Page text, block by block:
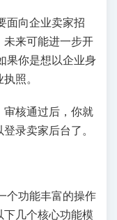
面向企业卖家招
未来可能进一步开
果你是想以企业身
照。
审核通过后，你就
录卖家后台了。
个功能丰富的操作
几个核心功能模